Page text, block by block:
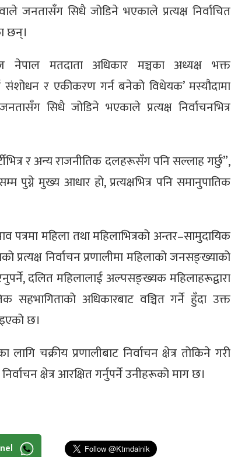
जनतासँग सिधै जोडिने भएकाले प्रत्यक्ष निर्वाचित
छन्।
मतदाता अधिकार मञ्चका अध्यक्ष भक्त
संशोधन र एकीकरण गर्न बनेको विधेयक’ मस्यौदामा
सिधै जोडिने भएकाले प्रत्यक्ष निर्वाचनभित्र
र अन्य राजनीतिक दलहरूसँग पनि सल्लाह गर्छु”,
पुग्ने मुख्य आधार हो, प्रत्यक्षभित्र पनि समानुपातिक
पत्रमा महिला तथा महिलाभित्रको अन्तर–सामुदायिक
प्रत्यक्ष निर्वाचन प्रणालीमा महिलाको जनसङ्ख्याको
दलित महिलालाई अल्पसङ्ख्यक महिलाहरूद्वारा
सहभागिताको अधिकारबाट वञ्चित गर्ने हुँदा उक्त
छ।
चक्रीय प्रणालीबाट निर्वाचन क्षेत्र तोकिने गरी
क्षेत्र आरक्षित गर्नुपर्ने उनीहरूको माग छ।